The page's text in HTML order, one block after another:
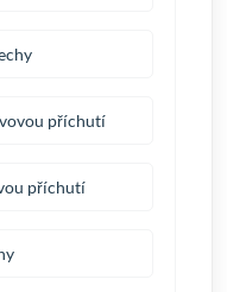
příchutí
příchutí